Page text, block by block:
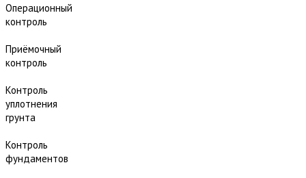
Операционный
контроль
Приёмочный
контроль
Контроль
уплотнения
грунта
Контроль
фундаментов